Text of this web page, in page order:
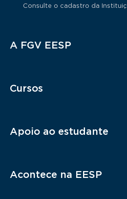
Consulte o cadastro da
Rodapé
A FGV EESP
Cursos
Apoio ao estudante
Acontece na EESP